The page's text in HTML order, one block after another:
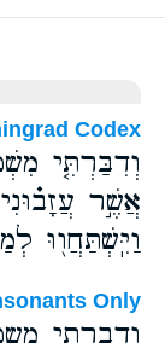
Codex
וְדִבַּרְתִּ֤י
אֲשֶׁ֣ר
וַיִּֽשְׁתַּחֲו֖וּ
Only
ודברתי